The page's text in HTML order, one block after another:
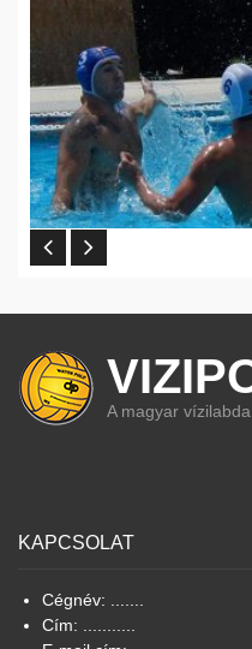
A magyar
KAPCSOLAT
Cégnév: .......
Cím: ...........